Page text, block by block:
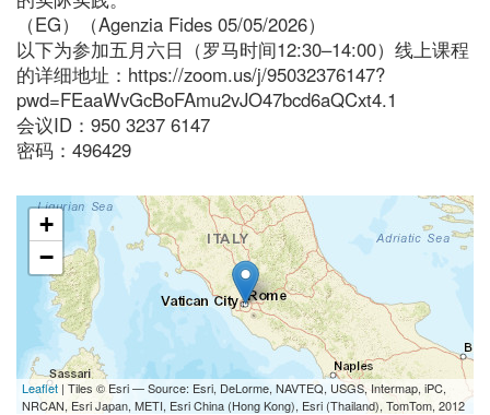
（EG）（Agenzia Fides 05/05/2026）
以下为参加五月六日（罗马时间12:30–14:00）线上课程
的详细地址：https://zoom.us/j/95032376147?
pwd=FEaaWvGcBoFAmu2vJO47bcd6aQCxt4.1
会议ID：950 3237 6147
密码：496429
+
−
Leaflet | Tiles © Esri — Source: Esri, DeLorme, NAVTEQ, USGS, Intermap, iPC,
NRCAN, Esri Japan, METI, Esri China (Hong Kong), Esri (Thailand), TomTom, 2012